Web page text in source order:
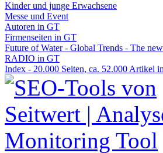
Kinder und junge Erwachsene
Messe und Event
Autoren in GT
Firmenseiten in GT
Future of Water - Global Trends - The
RADIO in GT
Index - 20.000 Seiten, ca. 52.000 Artikel